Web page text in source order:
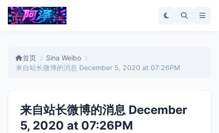
首页
Sina Weibo
来自站长微博的消息 December 5, 2020 at 07:26PM
来自站长微博的消息 December
5, 2020 at 07:26PM